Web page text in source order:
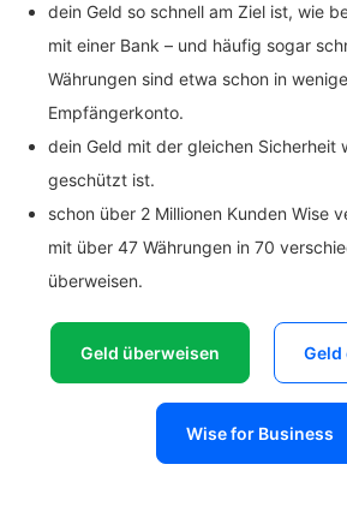
dein Geld so schnell am Ziel ist, wie
mit einer Bank – und häufig sogar
Währungen sind etwa schon in
Empfängerkonto.
dein Geld mit der gleichen Sicherheit
geschützt ist.
schon über 2 Millionen Kunden Wise
mit über 47 Währungen in 70
überweisen.
Geld überweisen Geld
Wise for Business